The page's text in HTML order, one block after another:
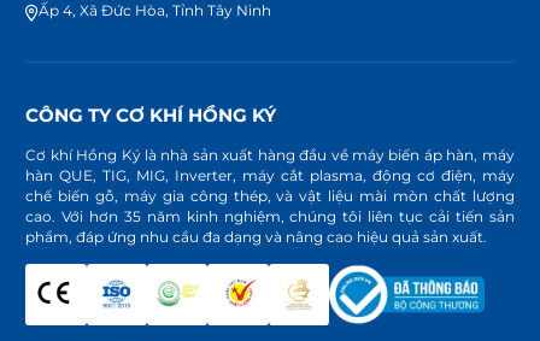
Ấp 4, Xã Đức Hòa, Tỉnh Tây Ninh
CÔNG TY CƠ KHÍ HỒNG KÝ
Cơ khí Hồng Ký là nhà sản xuất hàng đầu về máy biến áp hàn, máy
hàn QUE, TIG, MIG, Inverter, máy cắt plasma, động cơ điện, máy
chế biến gỗ, máy gia công thép, và vật liệu mài mòn chất lượng
cao. Với hơn 35 năm kinh nghiệm, chúng tôi liên tục cải tiến sản
phẩm, đáp ứng nhu cầu đa dạng và nâng cao hiệu quả sản xuất.